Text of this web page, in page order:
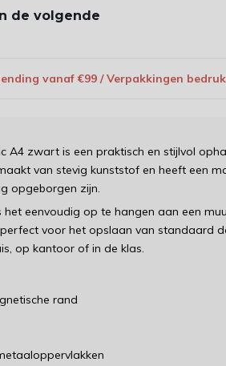
de volgende
vanaf €99 / Verpakkingen
A4 zwart is een praktisch en stijlvol
van stevig kunststof en heeft een
opgeborgen zijn.
eenvoudig op te hangen aan een
voor het opslaan van standaard
op kantoor of in de klas.
rand